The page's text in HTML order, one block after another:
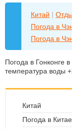
Китай |
Погода в
Погода в
Погода в Гонконге
температура воды
Китай
Погода в Китае